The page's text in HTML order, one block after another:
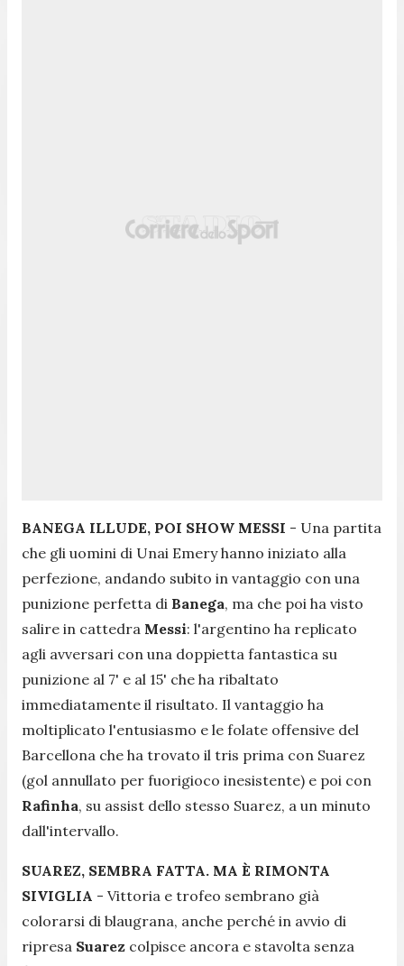
BANEGA ILLUDE, POI SHOW MESSI - Una partita
che gli uomini di Unai Emery hanno iniziato alla
perfezione, andando subito in vantaggio con una
punizione perfetta di Banega, ma che poi ha visto
salire in cattedra Messi: l'argentino ha replicato
agli avversari con una doppietta fantastica su
punizione al 7' e al 15' che ha ribaltato
immediatamente il risultato. Il vantaggio ha
moltiplicato l'entusiasmo e le folate offensive del
Barcellona che ha trovato il tris prima con Suarez
(gol annullato per fuorigioco inesistente) e poi con
Rafinha, su assist dello stesso Suarez, a un minuto
dall'intervallo.
SUAREZ, SEMBRA FATTA. MA È RIMONTA
SIVIGLIA - Vittoria e trofeo sembrano già
colorarsi di blaugrana, anche perché in avvio di
ripresa Suarez colpisce ancora e stavolta senza